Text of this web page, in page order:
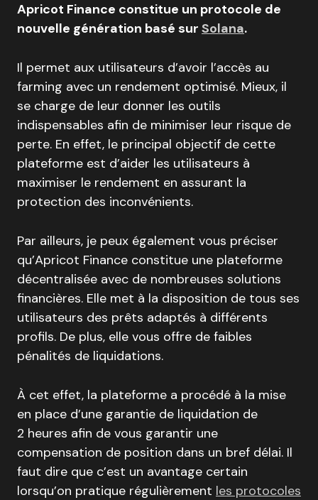
Apricot Finance constitue un protocole de
nouvelle génération basé sur Solana.
Il permet aux utilisateurs d’avoir l’accès au
farming avec un rendement optimisé. Mieux, il
se charge de leur donner les outils
indispensables afin de minimiser leur risque de
perte. En effet, le principal objectif de cette
plateforme est d’aider les utilisateurs à
maximiser le rendement en assurant la
protection des inconvénients.
Par ailleurs, je peux également vous préciser
qu’Apricot Finance constitue une plateforme
décentralisée avec de nombreuses solutions
financières. Elle met à la disposition de tous ses
utilisateurs des prêts adaptés à différents
profils. De plus, elle vous offre de faibles
pénalités de liquidations.
À cet effet, la plateforme a procédé à la mise
en place d’une garantie de liquidation de
2 heures afin de vous garantir une
compensation de position dans un bref délai. Il
faut dire que c’est un avantage certain
lorsqu’on pratique régulièrement les protocoles